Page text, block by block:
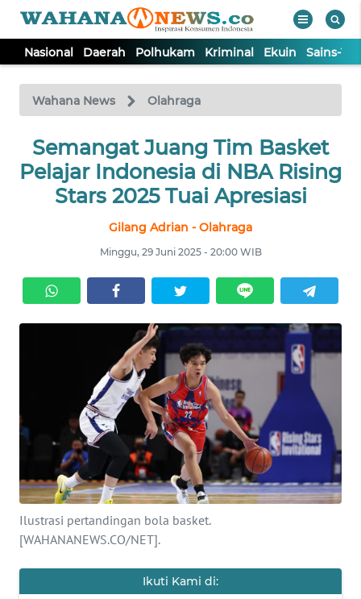
Nasional Daerah Polhukam Kriminal Ekuin Sains-
Wahana News Olahraga
Semangat Juang Tim Basket
Pelajar Indonesia di NBA Rising
Stars 2025 Tuai Apresiasi
Gilang Adrian - Olahraga
Minggu, 29 Juni 2025 - 20:00 WIB
Ilustrasi pertandingan bola basket.
[WAHANANEWS.CO/NET].
Ikuti Kami di:
TV
Tutup
NASIONAL
DAERAH
KRIMINAL
EKUIN
KESEHATAN
INTERNASIONAL
SERBA-SERBI
PENDIDIKAN
OLAHRAGA